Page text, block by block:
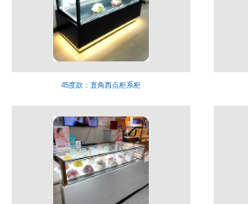
45度款：直角西点柜系柜